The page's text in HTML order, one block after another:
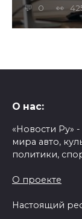
0
О нас:
«Новости Ру»
мира авто,
политики,
О проекте
Настоящий